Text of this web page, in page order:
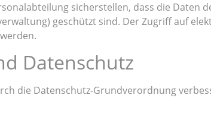
sicherstellen, dass die Daten
geschützt sind. Der Zugriff auf
Datenschutz
die Datenschutz-Grundverordnung